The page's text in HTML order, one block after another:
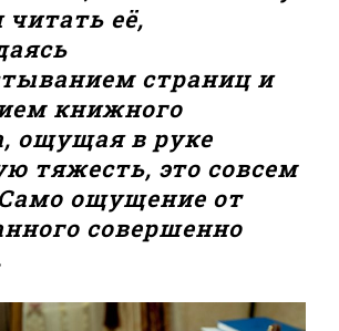
читать её,
страниц и
книжного
ощущая в руке
тяжесть, это совсем
ощущение от
совершенно